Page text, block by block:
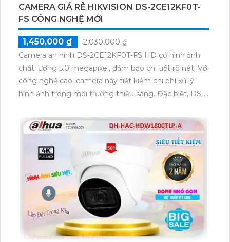
CAMERA GIÁ RẺ HIKVISION DS-2CE12KF0T-
FS CÔNG NGHỆ MỚI
1,450,000 ₫
2,030,000 ₫
Camera an ninh DS-2CE12KF0T-FS HD có hình ảnh
chất lượng 5.0 megapixel, đảm bảo chi tiết rõ nét. Với
công nghệ cao, camera này tiết kiệm chi phí xử lý
hình ảnh trong môi trường thiếu sáng. Đặc biệt, DS-
với chế độ màu ban đêm. Với chip xử lý hình ảnh
CMOS tiên tiến, camera này thu được hình ảnh màu
sắc đẹp hơn. Ngoài ra, DS-2CE12KF0T-FS còn hỗ trợ
công nghệ AHD, CVI, TVI, BCS, giảm thiểu rủi ro sự
cố trong quá trình sử dụng.